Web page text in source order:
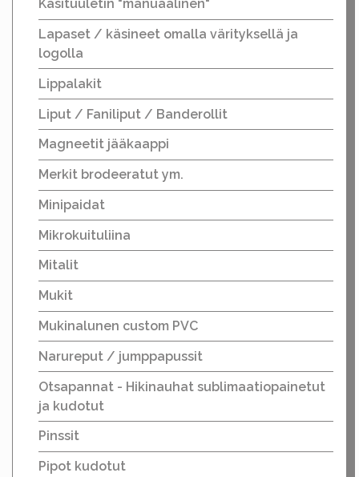
Käsituuletin "manuaalinen"
Lapaset / käsineet omalla värityksellä ja
logolla
Lippalakit
Liput / Faniliput / Banderollit
Magneetit jääkaappi
Merkit brodeeratut ym.
Minipaidat
Mikrokuituliina
Mitalit
Mukit
Mukinalunen custom PVC
Narureput / jumppapussit
Otsapannat - Hikinauhat sublimaatiopainetut
ja kudotut
Pinssit
Pipot kudotut